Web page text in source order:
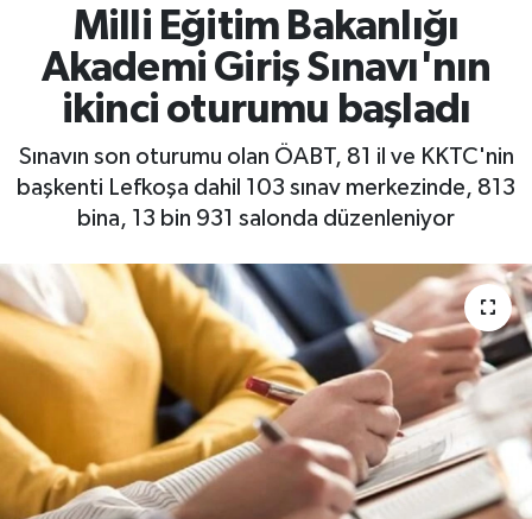
Milli Eğitim Bakanlığı
Akademi Giriş Sınavı'nın
ikinci oturumu başladı
Sınavın son oturumu olan ÖABT, 81 il ve KKTC'nin
başkenti Lefkoşa dahil 103 sınav merkezinde, 813
bina, 13 bin 931 salonda düzenleniyor